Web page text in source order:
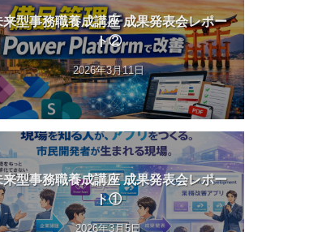
来型事務職養成講座 成果発表会レポー
ト②
2026年3月11日
来型事務職養成講座 成果発表会レポー
ト①
2026年3月5日